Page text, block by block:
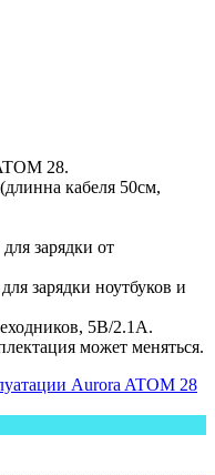
28.
кабеля 50см,
зарядки от
зарядки ноутбуков и
5В/2.1А.
может меняться.
Aurora ATOM 28